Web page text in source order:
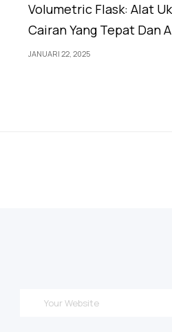
Volumetric Flask: Alat
Cairan Yang Tepat Dan
JANUARI 22, 2025